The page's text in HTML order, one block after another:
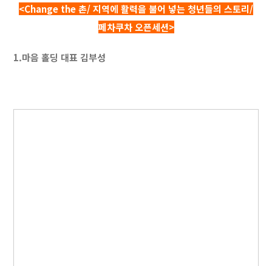
<Change the 촌/ 지역에 활력을 불어 넣는 청년들의 스토리/
페차쿠차 오픈세션>
1.마음 홀딩 대표 김부성